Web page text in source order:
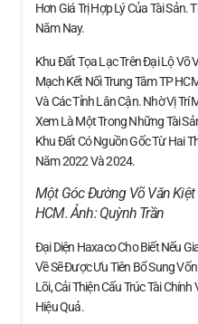
Hơn Giá Trị Hợp Lý Của Tài Sản.
Năm Nay.
Khu Đất Tọa Lạc Trên Đại Lộ Võ
Mạch Kết Nối Trung Tâm TP
Và Các Tỉnh Lân Cận. Nhờ Vị
Xem Là Một Trong Những Tài
Khu Đất Có Nguồn Gốc Từ Hai
Năm 2022 Và 2024.
Một Góc Đường Võ Văn
HCM. Ảnh:Quỳnh Trần
Đại Diện Haxaco Cho Biết Nếu
Về Sẽ Được Ưu Tiên Bổ Sung
Lõi, Cải Thiện Cấu Trúc Tài
Hiệu Quả.